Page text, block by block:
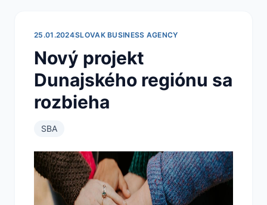
25.01.2024SLOVAK BUSINESS AGENCY
Nový projekt
Dunajského regiónu sa
rozbieha
SBA